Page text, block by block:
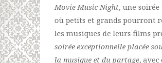
Movie Music Night, une
où petits et grands pourront
les musiques de leurs films
soirée exceptionnelle placée
la musique et du partage, avec